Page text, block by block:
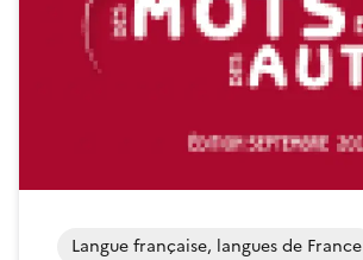
Langue française, langues de France